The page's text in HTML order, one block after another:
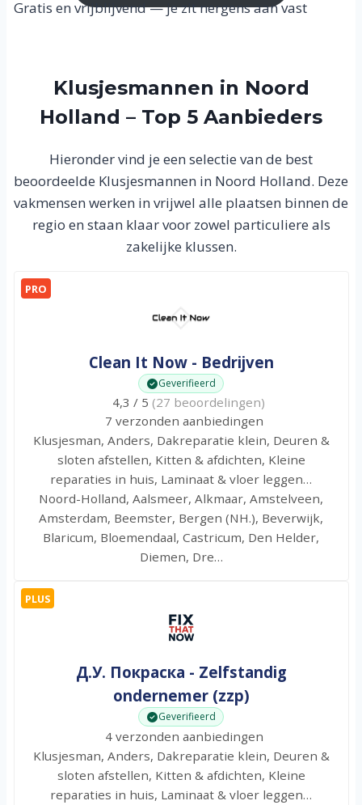
Gratis en vrijblijvend — je zit nergens aan vast
Klusjesmannen in Noord
Holland – Top 5 Aanbieders
Hieronder vind je een selectie van de best
beoordeelde Klusjesmannen in Noord Holland. Deze
vakmensen werken in vrijwel alle plaatsen binnen de
regio en staan klaar voor zowel particuliere als
zakelijke klussen.
PRO
Clean It Now - Bedrijven
Geverifieerd
4,3 / 5 (27 beoordelingen)
7 verzonden aanbiedingen
Klusjesman, Anders, Dakreparatie klein, Deuren &
sloten afstellen, Kitten & afdichten, Kleine
reparaties in huis, Laminaat & vloer leggen…
Noord-Holland, Aalsmeer, Alkmaar, Amstelveen,
Amsterdam, Beemster, Bergen (NH.), Beverwijk,
Blaricum, Bloemendaal, Castricum, Den Helder,
Diemen, Dre…
PLUS
Д.У. Покраска - Zelfstandig
ondernemer (zzp)
Geverifieerd
4 verzonden aanbiedingen
Klusjesman, Anders, Dakreparatie klein, Deuren &
sloten afstellen, Kitten & afdichten, Kleine
reparaties in huis, Laminaat & vloer leggen…